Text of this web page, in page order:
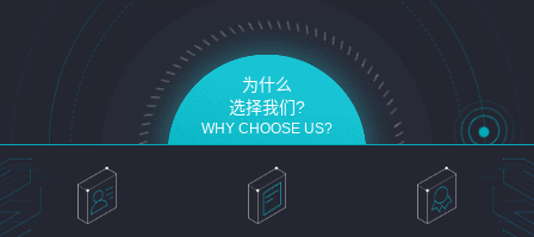
为什么
选择我们?
WHY CHOOSE US?